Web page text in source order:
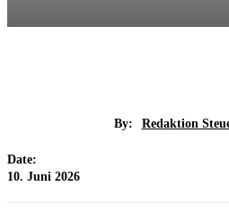
By: Redaktion
Date:
10. Juni 2026